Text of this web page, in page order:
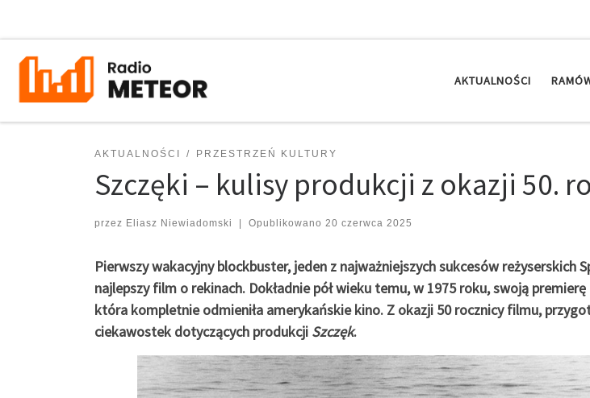
AKTUALNOŚCI
AKTUALNOŚCI PRZESTRZEŃ KULTURY
Szczęki – kulisy produkcji z okazji 50.
przez Eliasz Niewiadomski | Opublikowano 20 czerwca 2025
Pierwszy wakacyjny blockbuster, jeden z najważniejszych sukcesów reżyserskich
najlepszy film o rekinach. Dokładnie pół wieku temu, w 1975 roku, swoją premierę
która kompletnie odmieniła amerykańskie kino. Z okazji 50 rocznicy filmu,
ciekawostek dotyczących produkcji Szczęk.